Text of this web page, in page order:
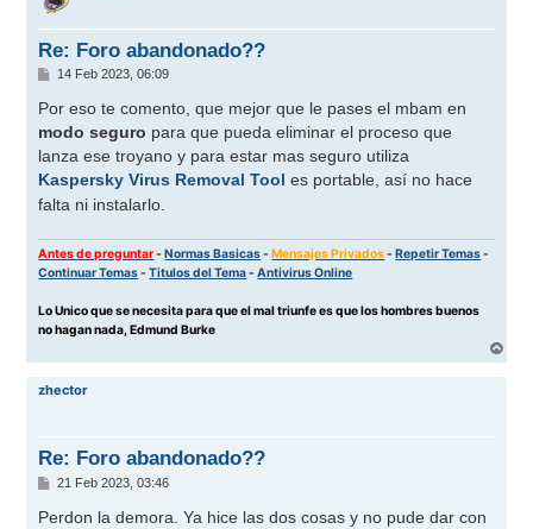
Re: Foro abandonado??
M
n
a
j
e
14 Feb 2023, 06:09
Por eso te comento, que mejor que le pases el mbam en
modo seguro para que pueda eliminar el proceso que
lanza ese troyano y para estar mas seguro utiliza
Kaspersky Virus Removal Tool es portable, así no hace
falta ni instalarlo.
Antes de preguntar-Normas Basicas-Mensajes Privados-Repetir Temas-
Continuar Temas-Titulos del Tema-Antivirus Online
Lo Unico que se necesita para que el mal triunfe es que los hombres buenos
no hagan nada, Edmund Burke
r
zhector
Re: Foro abandonado??
M
n
21 Feb 2023, 03:46
Perdon la demora. Ya hice las dos cosas y no pude dar con